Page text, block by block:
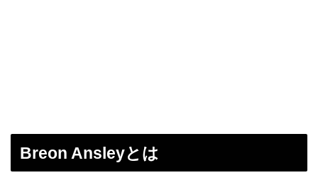
Breon Ansleyとは